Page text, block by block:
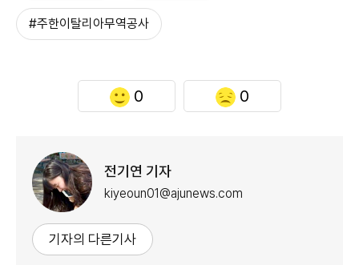
#주한이탈리아무역공사
0 0
전기연 기자
kiyeoun01@ajunews.com
기자의 다른기사